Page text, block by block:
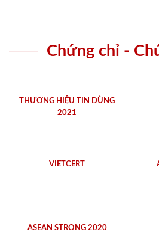
Chứng chỉ -
THƯƠNG HIỆU TIN DÙNG
2021
VIETCERT
ASEAN STRONG 2020